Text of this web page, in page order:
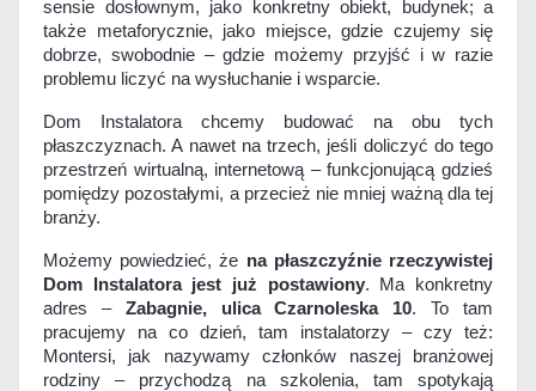
sensie dosłownym, jako konkretny obiekt, budynek; a
także metaforycznie, jako miejsce, gdzie czujemy się
dobrze, swobodnie – gdzie możemy przyjść i w razie
problemu liczyć na wysłuchanie i wsparcie.
Dom Instalatora chcemy budować na obu tych
płaszczyznach. A nawet na trzech, jeśli doliczyć do tego
przestrzeń wirtualną, internetową – funkcjonującą gdzieś
pomiędzy pozostałymi, a przecież nie mniej ważną dla tej
branży.
Możemy powiedzieć, że na płaszczyźnie rzeczywistej
Dom Instalatora jest już postawiony. Ma konkretny
adres – Zabagnie, ulica Czarnoleska 10. To tam
pracujemy na co dzień, tam instalatorzy – czy też:
Montersi, jak nazywamy członków naszej branżowej
rodziny – przychodzą na szkolenia, tam spotykają